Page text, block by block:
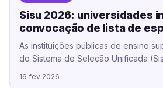
Sisu 2026: universidades
convocação de lista de
As instituições públicas de ensino
do Sistema de Seleção Unificada
16 fev 2026